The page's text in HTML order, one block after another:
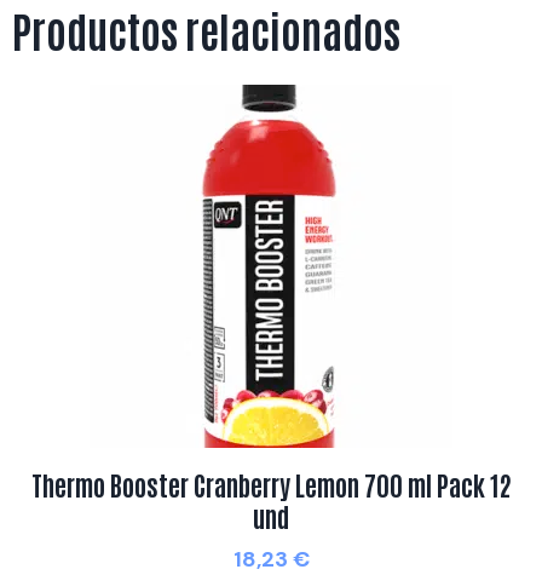
Productos relacionados
Thermo Booster Cranberry Lemon 700 ml Pack 12
und
18,23 €